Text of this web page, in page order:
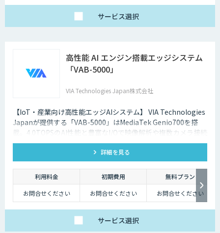
サービス選択
高性能 AI エンジン搭載エッジシステム
「VAB-5000」
VIA Technologies Japan株式会社
【IoT・産業向け高性能エッジAIシステム】 VIA Technologies
Japanが提供する「VAB-5000」はMediaTek Genio700を搭
載。4.0TOPSのAI性能と豊富なI/Oで映像解析や複数カメラ接続
に対応し、低消消費電力かつ小型で柔軟な設置が可能です。
詳細を見る
利用料金 初期費用
無料プラン
お問合せください
お問合せください お問合せください
サービス選択